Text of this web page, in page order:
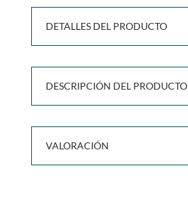
DETALLES DEL PRODUCTO
DESCRIPCIÓN DEL PRODUCTO
VALORACIÓN